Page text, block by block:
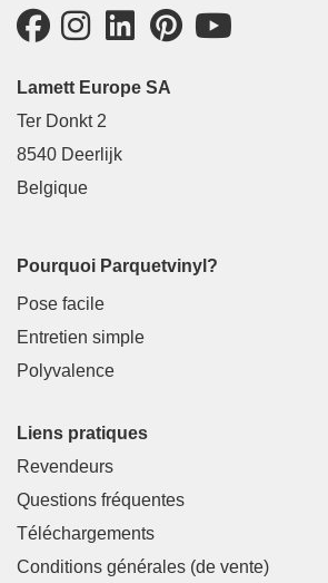
Lamett Europe SA
Ter Donkt 2
8540 Deerlijk
Belgique
Pourquoi Parquetvinyl?
Pose facile
Entretien simple
Polyvalence
Liens pratiques
Revendeurs
Questions fréquentes
Téléchargements
Conditions générales (de vente)